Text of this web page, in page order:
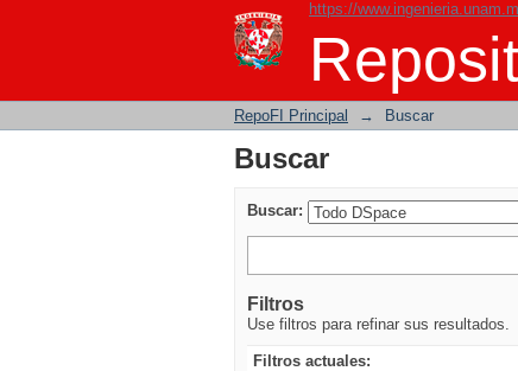
https://
Buscar
RepoFI Principal → Buscar
Buscar
Buscar:
Filtros
Use filtros para refinar sus resultados.
Filtros actuales: